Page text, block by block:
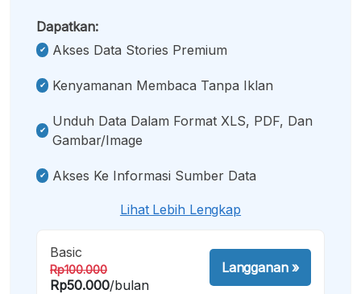
Dapatkan:
Akses Data Stories Premium
Kenyamanan Membaca Tanpa Iklan
Unduh Data Dalam Format XLS, PDF, Dan
Gambar/image
Akses Ke Informasi Sumber Data
Lihat Lebih Lengkap
Basic
Rp100.000
Rp50.000/bulan
Langganan»